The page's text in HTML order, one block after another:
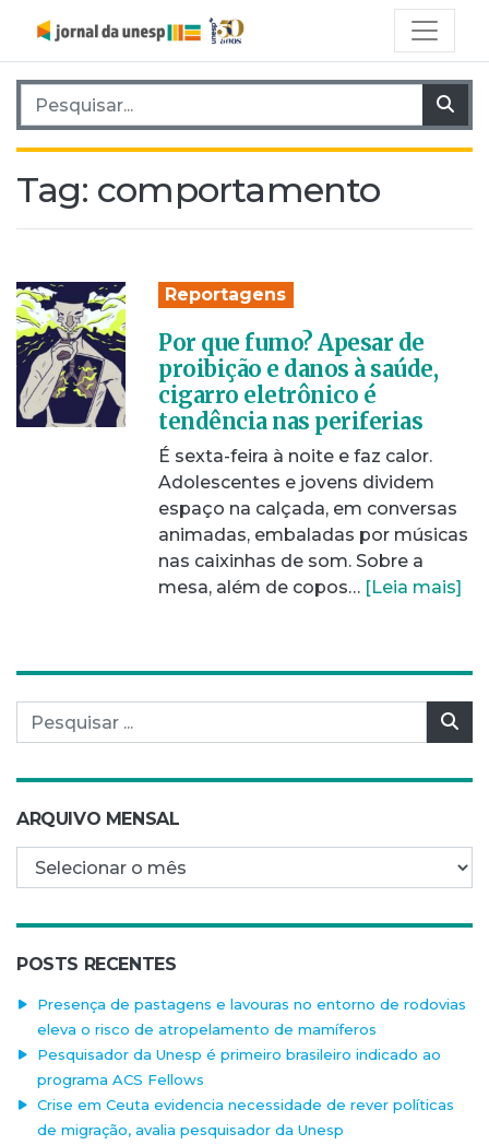
Pesquisar por:
Tag: comportamento
Reportagens
Por que fumo? Apesar de
proibição e danos à saúde,
cigarro eletrônico é
tendência nas periferias
É sexta-feira à noite e faz calor.
Adolescentes e jovens dividem
espaço na calçada, em conversas
animadas, embaladas por músicas
nas caixinhas de som. Sobre a
mesa, além de copos… [Leia mais]
Pesquisar por:
ARQUIVO MENSAL
Arquivo mensal
POSTS RECENTES
Presença de pastagens e lavouras no entorno de rodovias
eleva o risco de atropelamento de mamíferos
Pesquisador da Unesp é primeiro brasileiro indicado ao
programa ACS Fellows
Crise em Ceuta evidencia necessidade de rever políticas
de migração, avalia pesquisador da Unesp